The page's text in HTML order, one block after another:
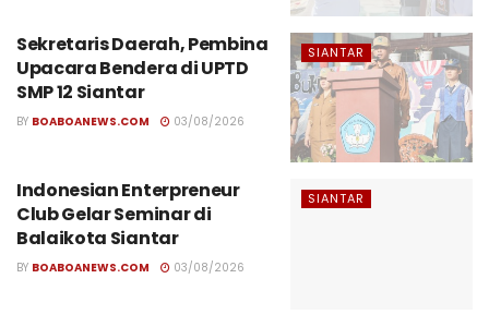
SIANTAR
Sekretaris Daerah, Pembina
Upacara Bendera di UPTD
SMP 12 Siantar
BY BOABOANEWS.COM 03/08/2026
SIANTAR
Indonesian Enterpreneur
Club Gelar Seminar di
Balaikota Siantar
BY BOABOANEWS.COM 03/08/2026